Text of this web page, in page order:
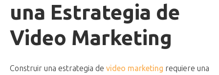
una Estrategia de
Video Marketing
Construir una estrategia de video marketing requiere una